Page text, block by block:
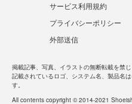
サービス利用規約
プライバシーポリシー
外部送信
掲載記事、写真、イラストの無断転載を禁じ
記載されているロゴ、システム名、製品名
す。
All contents copyright © 2014-2021